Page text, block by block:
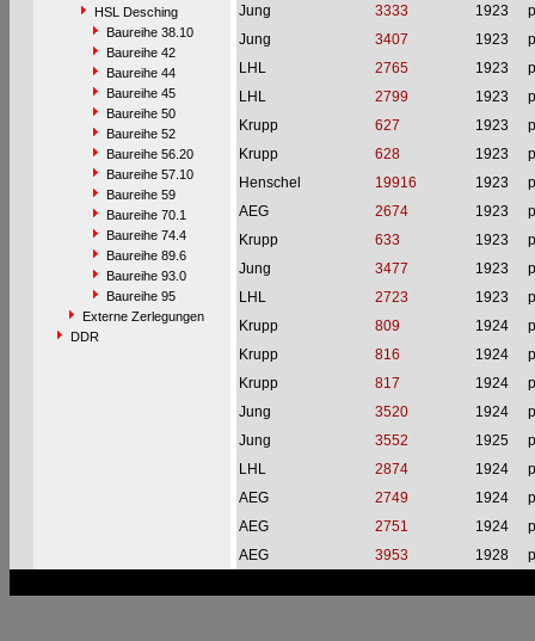
HSL Desching
Baureihe 38.10
Baureihe 42
Baureihe 44
Baureihe 45
Baureihe 50
Baureihe 52
Baureihe 56.20
Baureihe 57.10
Baureihe 59
Baureihe 70.1
Baureihe 74.4
Baureihe 89.6
Baureihe 93.0
Baureihe 95
Externe Zerlegungen
DDR
Jung
3333 1923
Jung
3407 1923
LHL
2765 1923
LHL
2799 1923
Krupp
627 1923
Krupp
628 1923
Henschel
19916 1923
AEG
2674 1923
Krupp
633 1923
Jung
3477 1923
LHL
2723 1923
Krupp
809 1924
Krupp
816 1924
Krupp
817 1924
Jung
3520 1924
Jung
3552 1925
LHL
2874 1924
AEG
2749 1924
AEG
2751 1924
AEG
3953 1928